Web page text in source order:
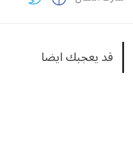
قد يعجبك ايضا